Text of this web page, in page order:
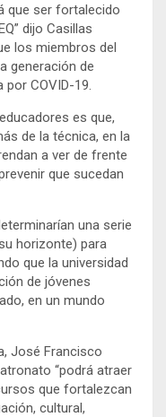
que ser fortalecido
dijo Casillas
los miembros del
generación de
por COVID-19.
es que,
de la técnica, en la
a ver de frente
que sucedan
una serie
horizonte) para
que la universidad
de jóvenes
en un mundo
José Francisco
“podrá atraer
que fortalezcan
cultural,